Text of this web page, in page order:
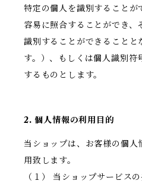
特定の個人を識別することが
容易に照合することができ、
識別することができることと
す。）、もしくは個人識別符
するものとします。
2. 個人情報の利用目的
当ショップは、お客様の個人
用致します。
（１） 当ショップサービス